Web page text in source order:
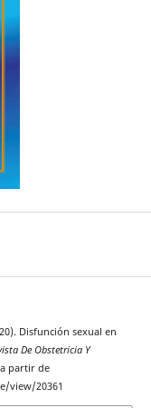
Disfunción sexual en
De Obstetricia Y
partir de
view/20361